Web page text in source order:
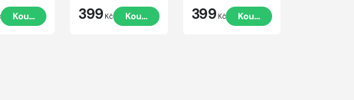
Koupit 399 Kč Koupit 399 Kč Koupit